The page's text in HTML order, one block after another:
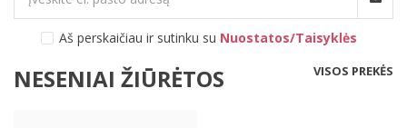
Aš perskaičiau ir sutinku su Nuostatos/Taisyklės
NESENIAI ŽIŪRĖTOS VISOS PREKĖS